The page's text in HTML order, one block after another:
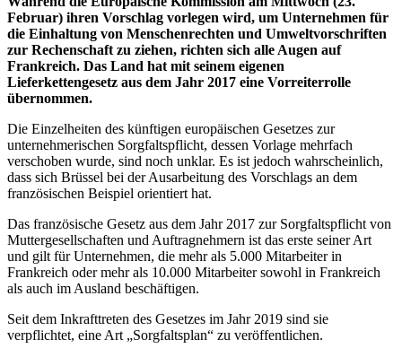
Februar) ihren Vorschlag vorlegen wird, um Unternehmen für
die Einhaltung von Menschenrechten und Umweltvorschriften
zur Rechenschaft zu ziehen, richten sich alle Augen auf
Frankreich. Das Land hat mit seinem eigenen
Lieferkettengesetz aus dem Jahr 2017 eine Vorreiterrolle
übernommen.
Die Einzelheiten des künftigen europäischen Gesetzes zur
unternehmerischen Sorgfaltspflicht, dessen Vorlage mehrfach
verschoben wurde, sind noch unklar. Es ist jedoch wahrscheinlich,
dass sich Brüssel bei der Ausarbeitung des Vorschlags an dem
französischen Beispiel orientiert hat.
Das französische Gesetz aus dem Jahr 2017 zur Sorgfaltspflicht von
Muttergesellschaften und Auftragnehmern ist das erste seiner Art
und gilt für Unternehmen, die mehr als 5.000 Mitarbeiter in
Frankreich oder mehr als 10.000 Mitarbeiter sowohl in Frankreich
als auch im Ausland beschäftigen.
Seit dem Inkrafttreten des Gesetzes im Jahr 2019 sind sie
verpflichtet, eine Art „Sorgfaltsplan“ zu veröffentlichen.